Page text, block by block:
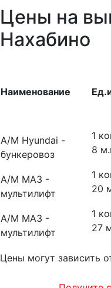
Цены на
Нахабино
Наименование
А/М Hyundai -
бункеровоз
1
8
А/М МАЗ -
мультилифт
1
20
А/М МАЗ -
мультилифт
1
27
Цены могут зависить